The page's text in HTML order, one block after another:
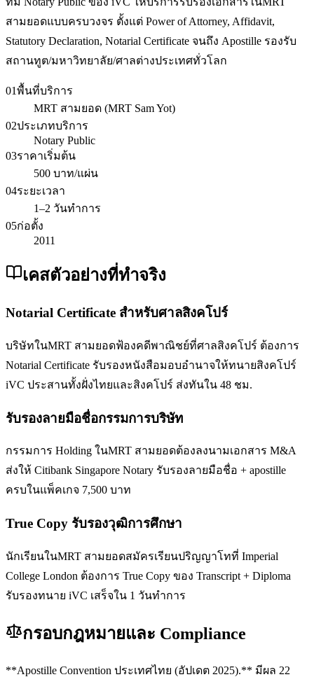
สามยอดแบบครบวงจร ตั้งแต่ Power of Attorney, Affidavit,
Statutory Declaration, Notarial Certificate จนถึง Apostille รองรับ
สถานทูต/มหาวิทยาลัย/ศาลต่างประเทศทั่วโลก
01พื้นที่บริการ
MRT สามยอด (MRT Sam Yot)
02ประเภทบริการ
Notary Public
03ราคาเริ่มต้น
500 บาท/แผ่น
04ระยะเวลา
1–2 วันทำการ
05ก่อตั้ง
2011
เคสตัวอย่างที่ทำจริง
Notarial Certificate สำหรับศาลสิงคโปร์
บริษัทในMRT สามยอดฟ้องคดีพาณิชย์ที่ศาลสิงคโปร์ ต้องการ
Notarial Certificate รับรองหนังสือมอบอำนาจให้ทนายสิงคโปร์
iVC ประสานทั้งฝั่งไทยและสิงคโปร์ ส่งทันใน 48 ชม.
รับรองลายมือชื่อกรรมการบริษัท
กรรมการ Holding ในMRT สามยอดต้องลงนามเอกสาร M&A
ส่งให้ Citibank Singapore Notary รับรองลายมือชื่อ + apostille
ครบในแพ็คเกจ 7,500 บาท
True Copy รับรองวุฒิการศึกษา
นักเรียนในMRT สามยอดสมัครเรียนปริญญาโทที่ Imperial
College London ต้องการ True Copy ของ Transcript + Diploma
รับรองทนาย iVC เสร็จใน 1 วันทำการ
กรอบกฎหมายและ Compliance
**Apostille Convention ประเทศไทย (อัปเดต 2025).** มีผล 22